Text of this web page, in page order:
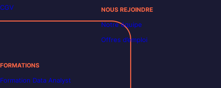
CGV
NOUS REJOINDRE
Notre équipe
Offres d’emploi
FORMATIONS
Formation Data Analyst